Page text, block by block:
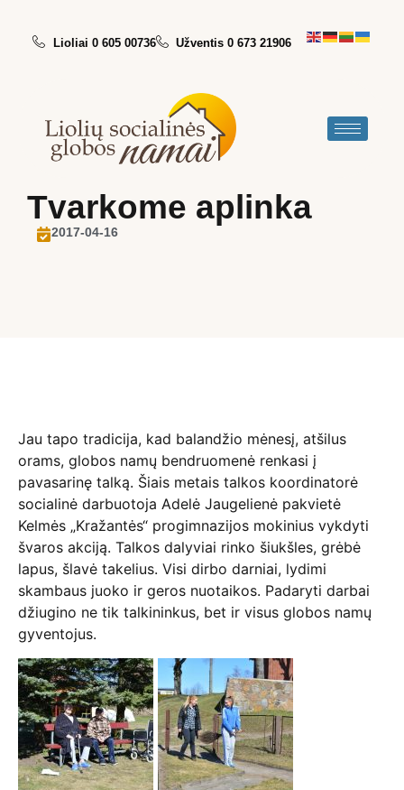
Lioliai 0 605 00736 Užventis 0 673 21906
Tvarkome aplinka
2017-04-16
Jau tapo tradicija, kad balandžio mėnesį, atšilus
orams, globos namų bendruomenė renkasi į
pavasarinę talką. Šiais metais talkos koordinatorė
socialinė darbuotoja Adelė Jaugelienė pakvietė
Kelmės „Kražantės“ progimnazijos mokinius vykdyti
švaros akciją. Talkos dalyviai rinko šiukšles, grėbė
lapus, šlavė takelius. Visi dirbo darniai, lydimi
skambaus juoko ir geros nuotaikos. Padaryti darbai
džiugino ne tik talkininkus, bet ir visus globos namų
gyventojus.